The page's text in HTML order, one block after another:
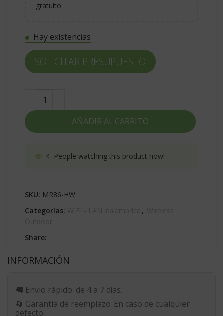
gratuito.
Hay existencias
AÑADIR AL CARRITO
SOLICITAR PRESUPUESTO
4 People watching this product now!
SKU: MR86-HW
Categorías:
,
Share:
INFORMACIÓN
🚚 Envío rápido: de 4 a 7 días.
🔄 Garantía de reemplazo: En caso de cualquier
defecto.